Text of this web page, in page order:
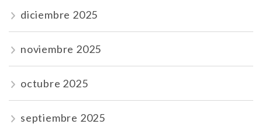
diciembre 2025
noviembre 2025
octubre 2025
septiembre 2025